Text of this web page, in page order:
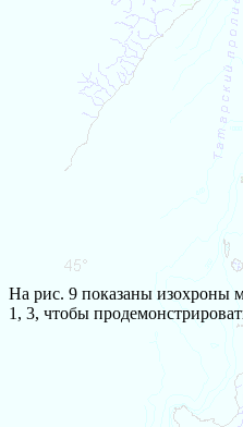
На рис. 9 показаны изохроны
1, 3, чтобы